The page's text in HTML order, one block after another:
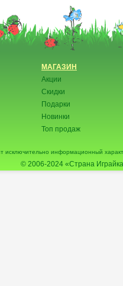
МАГАЗИН
Акции
Скидки
Подарки
Новинки
Топ продаж
исключительно информационный
© 2006-2024 «Страна